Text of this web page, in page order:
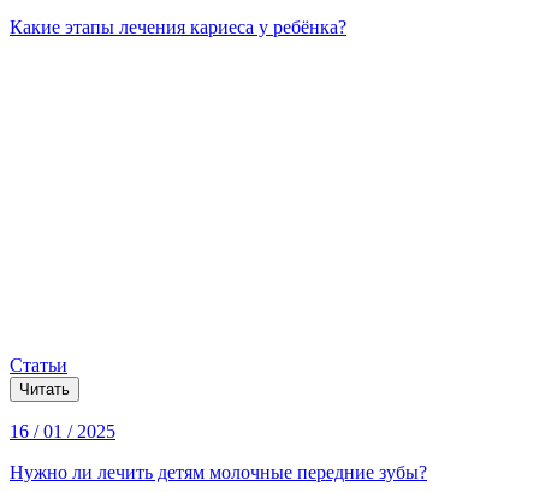
Какие этапы лечения кариеса у ребёнка?
Статьи
Читать
16 / 01 / 2025
Нужно ли лечить детям молочные передние зубы?